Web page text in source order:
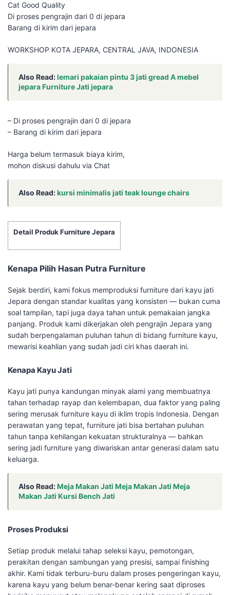
Cat Good Quality
Di proses pengrajin dari 0 di jepara
Barang di kirim dari jepara
WORKSHOP KOTA JEPARA, CENTRAL JAVA, INDONESIA
Also Read:lemari pakaian pintu 3 jati gread A mebel
jepara Furniture Jati jepara
– Di proses pengrajin dari 0 di jepara
– Barang di kirim dari jepara
Harga belum termasuk biaya kirim,
mohon diskusi dahulu via Chat
Also Read:kursi minimalis jati teak lounge chairs
Detail Produk Furniture Jepara
Kenapa Pilih Hasan Putra Furniture
Sejak berdiri, kami fokus memproduksi furniture dari kayu jati
Jepara dengan standar kualitas yang konsisten — bukan cuma
soal tampilan, tapi juga daya tahan untuk pemakaian jangka
panjang. Produk kami dikerjakan oleh pengrajin Jepara yang
sudah berpengalaman puluhan tahun di bidang furniture kayu,
mewarisi keahlian yang sudah jadi ciri khas daerah ini.
Kenapa Kayu Jati
Kayu jati punya kandungan minyak alami yang membuatnya
tahan terhadap rayap dan kelembapan, dua faktor yang paling
sering merusak furniture kayu di iklim tropis Indonesia. Dengan
perawatan yang tepat, furniture jati bisa bertahan puluhan
tahun tanpa kehilangan kekuatan strukturalnya — bahkan
sering jadi furniture yang diwariskan antar generasi dalam satu
keluarga.
Also Read:Meja Makan Jati Meja Makan Jati Meja
Makan Jati Kursi Bench Jati
Proses Produksi
Setiap produk melalui tahap seleksi kayu, pemotongan,
perakitan dengan sambungan yang presisi, sampai finishing
akhir. Kami tidak terburu-buru dalam proses pengeringan kayu,
karena kayu yang belum benar-benar kering saat diproses